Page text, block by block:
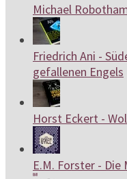
Michael
Friedrich Ani -
gefallenen Engels
Horst Eckert -
E.M. Forster -